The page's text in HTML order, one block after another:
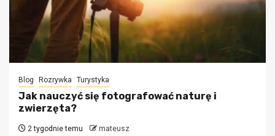
Blog Rozrywka Turystyka
Jak nauczyć się fotografować naturę i
zwierzęta?
2 tygodnie temu mateusz